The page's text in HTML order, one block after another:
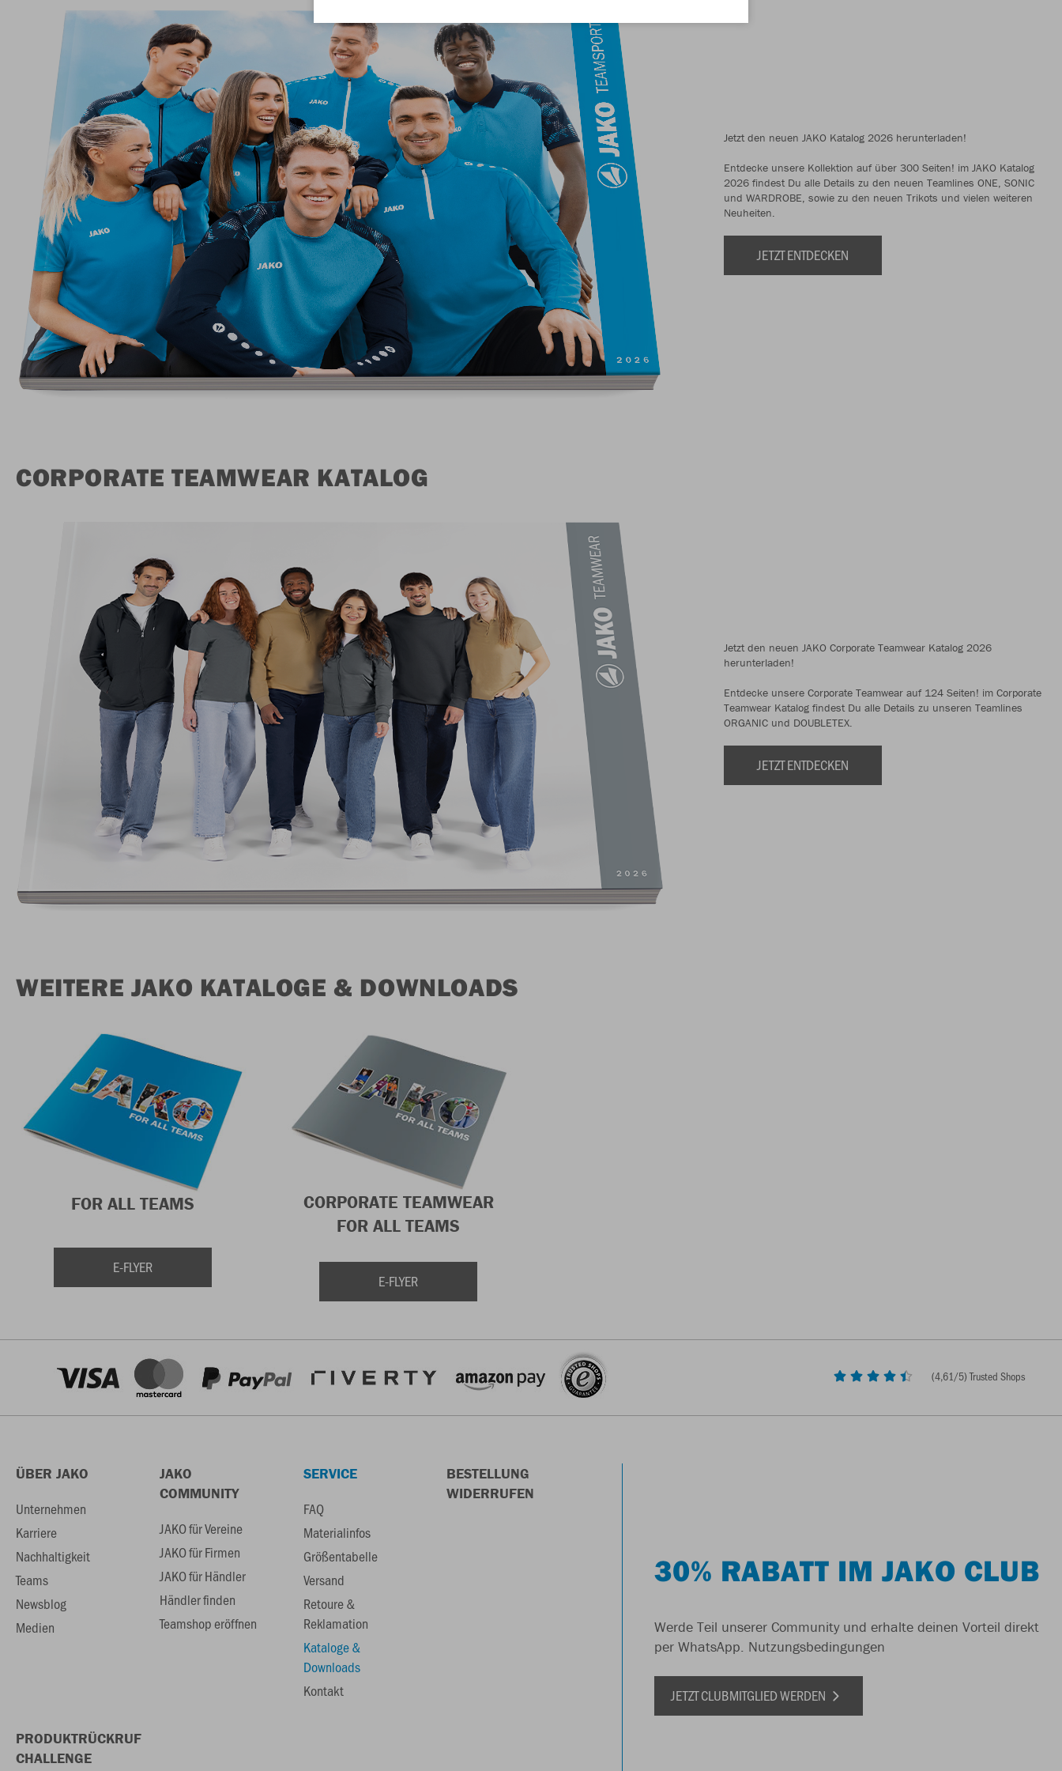
Jetzt den neuen JAKO Katalog 2026 herunterladen!
Entdecke unsere Kollektion auf über 300 Seiten! im JAKO Katalog
2026 findest Du alle Details zu den neuen Teamlines ONE, SONIC
und WARDROBE, sowie zu den neuen Trikots und vielen weiteren
Neuheiten.
JETZT ENTDECKEN
CORPORATE TEAMWEAR KATALOG
Jetzt den neuen JAKO Corporate Teamwear Katalog 2026
herunterladen!
Entdecke unsere Corporate Teamwear auf 124 Seiten! im Corporate
Teamwear Katalog findest Du alle Details zu unseren Teamlines
ORGANIC und DOUBLETEX.
JETZT ENTDECKEN
WEITERE JAKO KATALOGE & DOWNLOADS
FOR ALL TEAMS
E-FLYER
CORPORATE TEAMWEAR
FOR ALL TEAMS
E-FLYER
(4,61/5) Trusted Shops
ÜBER JAKO
Unternehmen
Karriere
Nachhaltigkeit
Teams
Newsblog
Medien
JAKO
COMMUNITY
JAKO für Vereine
JAKO für Firmen
JAKO für Händler
Händler finden
Teamshop eröffnen
SERVICE
FAQ
Materialinfos
Größentabelle
Versand
Retoure &
Reklamation
Kataloge &
Downloads
Kontakt
BESTELLUNG
WIDERRUFEN
PRODUKTRÜCKRUF
CHALLENGE
30% RABATT IM JAKO CLUB
Werde Teil unserer Community und erhalte deinen Vorteil direkt
per WhatsApp. Nutzungsbedingungen
JETZT CLUBMITGLIED WERDEN